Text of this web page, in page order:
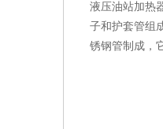
液压油站加热
子和护套管组
锈钢管制成，